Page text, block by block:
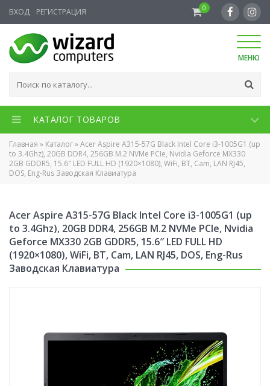
ВХОД РЕГИСТРАЦИЯ 0
МЕНЮ
КАТАЛОГ ТОВАРОВ
Главная » Каталог»Acer Aspire A315-57G Black Intel Core i3-1005G1 (up
to 3.4Ghz), 20GB DDR4, 256GB M.2 NVMe PCIe, Nvidia Geforce MX330
2GB GDDR5, 15.6″ LED FULL HD (1920×1080), WiFi, BT, Cam, LAN RJ45,
DOS, Eng-Rus Заводская Клавиатура
Acer Aspire A315-57G Black Intel Core i3-1005G1 (up
to 3.4Ghz), 20GB DDR4, 256GB M.2 NVMe PCIe, Nvidia
Geforce MX330 2GB GDDR5, 15.6″ LED FULL HD
(1920×1080), WiFi, BT, Cam, LAN RJ45, DOS, Eng-Rus
Заводская Клавиатура